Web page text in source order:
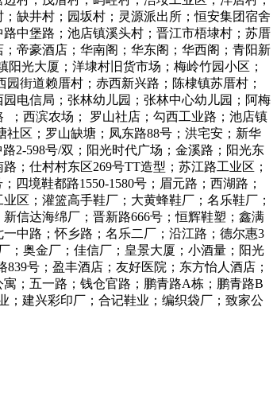
缺井村；园坂村；灵源派出所；恒安集团宿舍
中堡路；池店镇溪头村；晋江市梧埭村；苏厝
帝豪酒店；华南阁；华东阁；华西阁；青阳新
光大厦；洋埭村旧货市场；梅岭竹园小区；
街道赖厝村；赤西新兴路；陈棣镇苏厝村；
电信局；张林幼儿园；张林中心幼儿园；阿梅
；西滨农场； 罗山社店；勾西工业路；池店镇
区；罗山缺塘；凤东路88号；洪宅安；新华
2-598号/双；阳光时代广场；金溪路；阳光东
；仕村村东区269号TT造型；苏江路工业区；
四境鞋都路1550-1580号；眉元路；西湖路；
区；灌篮高手鞋厂；大黄蜂鞋厂；名乐鞋厂；
信达海绵厂；晋新路666号；恒辉鞋塑；鑫满
中路；怀乡路；名乐二厂；沿江路；德尔惠3
；奥金厂；佳信厂；皇景大厦；小酒量；阳光
号；盈丰酒店；友好医院；东方怡人酒店；
；五一路；钱仓官路；鹏青路A栋；鹏青路B
；建兴彩印厂；合记鞋业；编织袋厂；致家公